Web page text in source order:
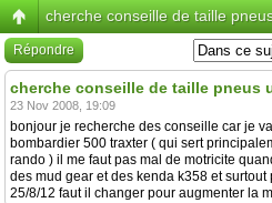
cherche conseille de taille
Répondre
cherche conseille de taille pneus
23 Nov 2008, 19:09
bonjour je recherche des conseille car je
bombardier 500 traxter ( qui sert
rando ) il me faut pas mal de motricite
des mud gear et des kenda k358 et
25/8/12 faut il changer pour augmenter la